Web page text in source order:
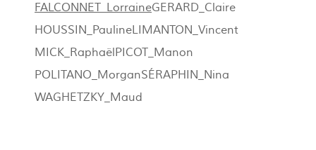
FALCONNET_LorraineGERARD_Claire
HOUSSIN_PaulineLIMANTON_Vincent
MICK_RaphaëlPICOT_Manon
POLITANO_MorganSÉRAPHIN_Nina
WAGHETZKY_Maud